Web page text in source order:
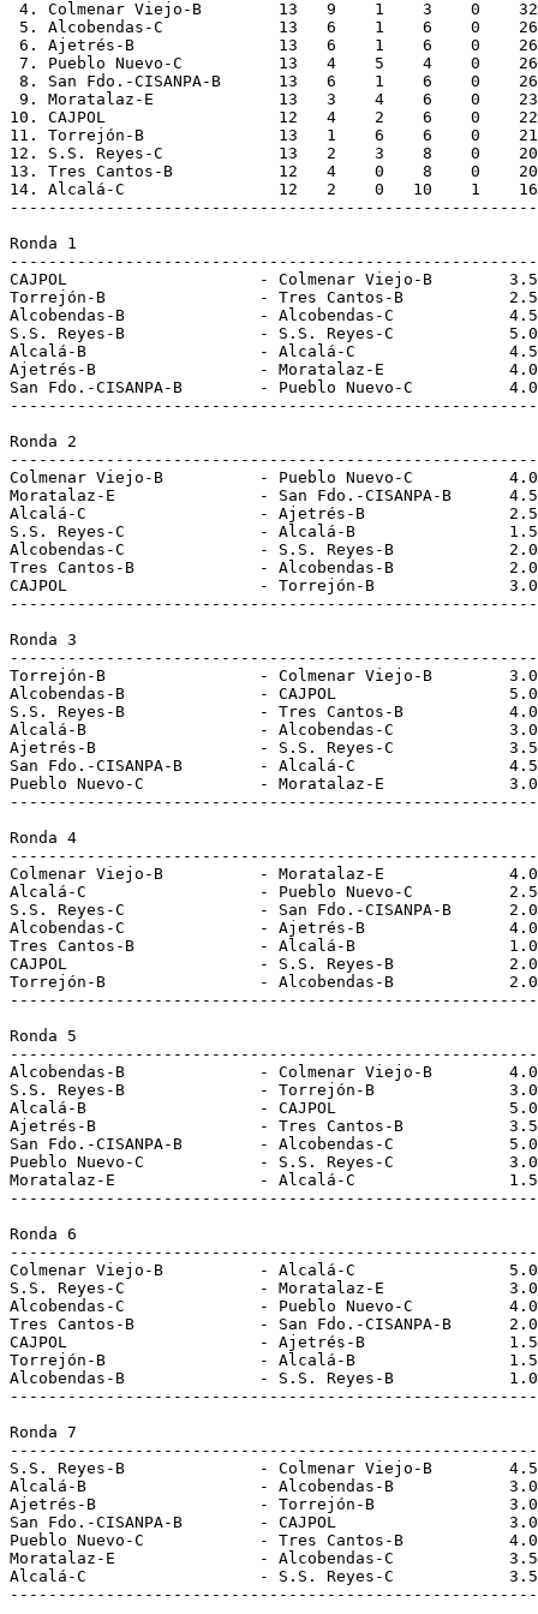
4. Colmenar Viejo-B        13   9    1    3    0
5. Alcobendas-C            13   6    1    6    0
6. Ajetrés-B               13   6    1    6    0
7. Pueblo Nuevo-C          13   4    5    4    0
8. San Fdo.-CISANPA-B      13   6    1    6    0
9. Moratalaz-E             13   3    4    6    0
10. CAJPOL                  12   4    2    6    0
11. Torrejón-B              13   1    6    6    0
12. S.S. Reyes-C            13   2    3    8    0
13. Tres Cantos-B           12   4    0    8    0
14. Alcalá-C                12   2    0   10    1
Ronda 1
CAJPOL                    - Colmenar Viejo-B
Torrejón-B                - Tres Cantos-B
Alcobendas-B              - Alcobendas-C
S.S. Reyes-B              - S.S. Reyes-C
Alcalá-B                  - Alcalá-C
Ajetrés-B                 - Moratalaz-E
San Fdo.-CISANPA-B        - Pueblo Nuevo-C
Ronda 2
Colmenar Viejo-B          - Pueblo Nuevo-C
Moratalaz-E               - San Fdo.-CISANPA-B
Alcalá-C                  - Ajetrés-B
S.S. Reyes-C              - Alcalá-B
Alcobendas-C              - S.S. Reyes-B
Tres Cantos-B             - Alcobendas-B
CAJPOL                    - Torrejón-B
Ronda 3
Torrejón-B                - Colmenar Viejo-B
Alcobendas-B              - CAJPOL
S.S. Reyes-B              - Tres Cantos-B
Alcalá-B                  - Alcobendas-C
Ajetrés-B                 - S.S. Reyes-C
San Fdo.-CISANPA-B        - Alcalá-C
Pueblo Nuevo-C            - Moratalaz-E
Ronda 4
Colmenar Viejo-B          - Moratalaz-E
Alcalá-C                  - Pueblo Nuevo-C
S.S. Reyes-C              - San Fdo.-CISANPA-B
Alcobendas-C              - Ajetrés-B
Tres Cantos-B             - Alcalá-B
CAJPOL                    - S.S. Reyes-B
Torrejón-B                - Alcobendas-B
Ronda 5
Alcobendas-B              - Colmenar Viejo-B
S.S. Reyes-B              - Torrejón-B
Alcalá-B                  - CAJPOL
Ajetrés-B                 - Tres Cantos-B
San Fdo.-CISANPA-B        - Alcobendas-C
Pueblo Nuevo-C            - S.S. Reyes-C
Moratalaz-E               - Alcalá-C
Ronda 6
Colmenar Viejo-B          - Alcalá-C
S.S. Reyes-C              - Moratalaz-E
Alcobendas-C              - Pueblo Nuevo-C
Tres Cantos-B             - San Fdo.-CISANPA-B
CAJPOL                    - Ajetrés-B
Torrejón-B                - Alcalá-B
Alcobendas-B              - S.S. Reyes-B
Ronda 7
S.S. Reyes-B              - Colmenar Viejo-B
Alcalá-B                  - Alcobendas-B
Ajetrés-B                 - Torrejón-B
San Fdo.-CISANPA-B        - CAJPOL
Pueblo Nuevo-C            - Tres Cantos-B
Moratalaz-E               - Alcobendas-C
Alcalá-C                  - S.S. Reyes-C